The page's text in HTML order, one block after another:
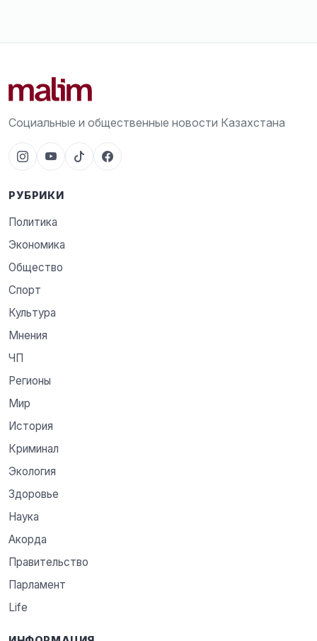
Социальные и общественные новости Казахстана
РУБРИКИ
Политика
Экономика
Общество
Спорт
Культура
Мнения
ЧП
Регионы
Мир
История
Криминал
Экология
Здоровье
Наука
Акорда
Правительство
Парламент
Life